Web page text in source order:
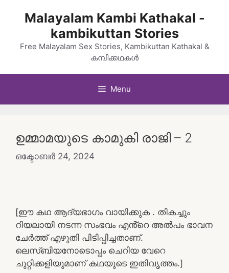
Malayalam Kambi Kathakal -
kambikuttan Stories
Free Malayalam Sex Stories, Kambikuttan Kathakal &
കമ്പിക്കഥകൾ
Menu
ഉമ്മാമയുടെ കാമുകി രാജി – 2
ഒക്ടോബർ 24, 2024
[ഈ കഥ ആദ്യഭാഗം വായിക്കുക . തികച്ചും
റിയലായി നടന്ന സംഭവം എൻ്റെ അൽപം ഭാവന
ചേർത്ത് എഴുതി പിടിപ്പിച്ചതാണ്.
ലെസ്ബിയനോടൊപ്പം ചെറിയ വേറെ
ചുറ്റിക്കളിയുമാണ് കഥയുടെ ഇതിവൃത്തം.]